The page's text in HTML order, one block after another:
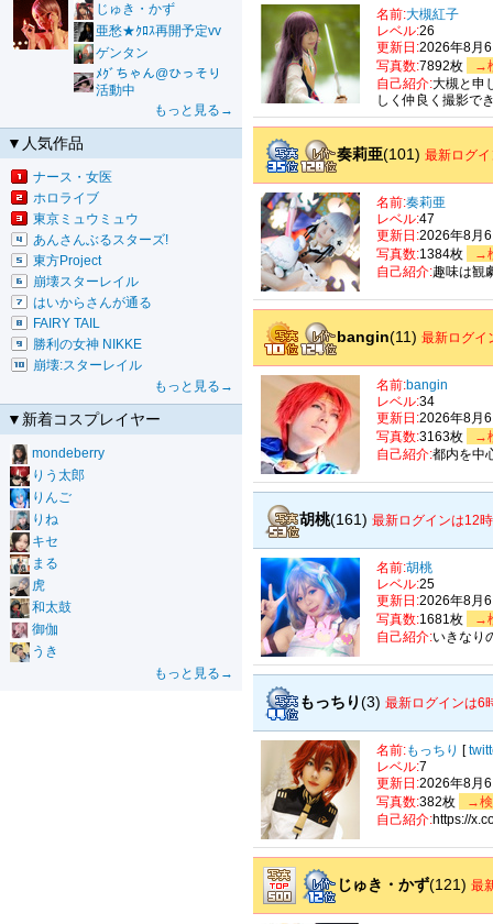
じゅき・かず
亜愁★ｸﾛｽ再開予定vv
ゲンタン
ﾒｸﾞちゃん@ひっそり
活動中
もっと見る→
▼人気作品
ナース・女医
ホロライブ
東京ミュウミュウ
あんさんぶるスターズ!
東方Project
崩壊スターレイル
はいからさんが通る
FAIRY TAIL
勝利の女神 NIKKE
崩壊:スターレイル
もっと見る→
▼新着コスプレイヤー
mondeberry
りう太郎
りんご
りね
キセ
まる
虎
和太鼓
御伽
うき
もっと見る→
名前:大槻紅子
レベル:26
更新日:2026年8月
写真数:7892枚
→
自己紹介:大槻と申
しく仲良く撮影で
奏莉亜(101) 最新ログ
名前:奏莉亜
レベル:47
更新日:2026年8月
写真数:1384枚
→
自己紹介:趣味は観
bangin(11) 最新ログイ
名前:bangin
レベル:34
更新日:2026年8月
写真数:3163枚
→
自己紹介:都内を中
胡桃(161) 最新ログインは12
名前:胡桃
レベル:25
更新日:2026年8月
写真数:1681枚
→
自己紹介:いきなり
もっちり(3) 最新ログインは6
名前:もっちり [
レベル:7
更新日:2026年8月
写真数:382枚
→検
自己紹介:https://
じゅき・かず(121) 最